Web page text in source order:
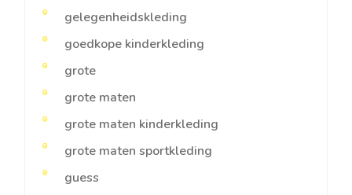
gelegenheidskleding
goedkope kinderkleding
grote
grote maten
grote maten kinderkleding
grote maten sportkleding
guess